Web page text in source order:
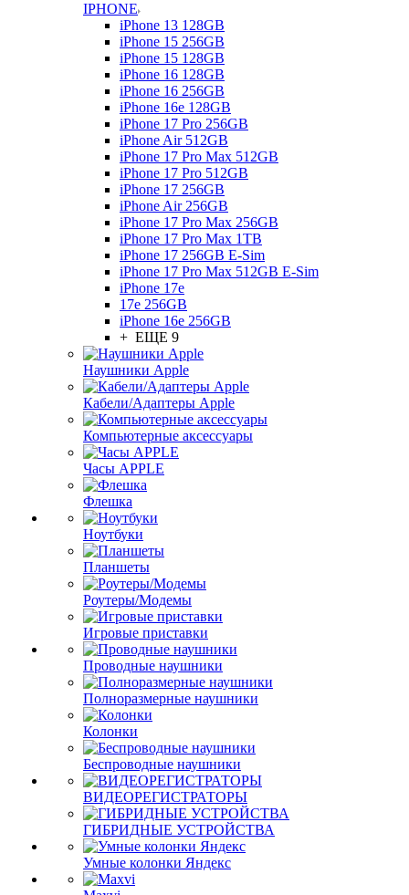
IPHONE
iPhone 13 128GB
iPhone 15 256GB
iPhone 15 128GB
iPhone 16 128GB
iPhone 16 256GB
iPhone 16e 128GB
iPhone 17 Pro 256GB
iPhone Air 512GB
iPhone 17 Pro Max 512GB
iPhone 17 Pro 512GB
iPhone 17 256GB
iPhone Air 256GB
iPhone 17 Pro Max 256GB
iPhone 17 Pro Max 1TB
iPhone 17 256GB E-Sim
iPhone 17 Pro Max 512GB E-Sim
iPhone 17e
17e 256GB
iPhone 16e 256GB
+ ЕЩЕ 9
Наушники Apple
Кабели/Адаптеры Apple
Компьютерные аксессуары
Часы APPLE
Флешка
Ноутбуки
Планшеты
Роутеры/Модемы
Игровые приставки
Проводные наушники
Полноразмерные наушники
Колонки
Беспроводные наушники
ВИДЕОРЕГИСТРАТОРЫ
ГИБРИДНЫЕ УСТРОЙСТВА
Умные колонки Яндекс